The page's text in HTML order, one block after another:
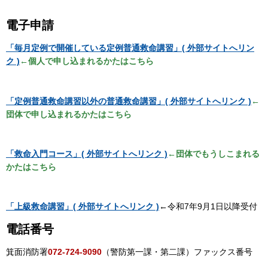
電子申請
「毎月定例で開催している定例普通救命講習」( 外部サイトへリン
ク ) ←個人で申し込まれるかたはこちら
「定例普通救命講習以外の普通救命講習」( 外部サイトへリンク ) ←
団体で申し込まれるかたはこちら
「救命入門コース」( 外部サイトへリンク ) ←団体でもうしこまれる
かたはこちら
「上級救命講習」( 外部サイトへリンク ) ←令和7年9月1日以降受付
電話番号
箕面消防署072-724-9090 （警防第一課・第二課）ファックス番号